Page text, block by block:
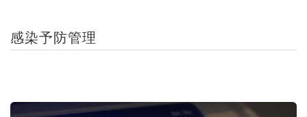
感染予防管理